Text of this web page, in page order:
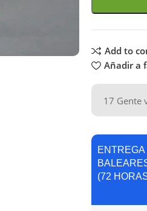
Add to
Añadir a
17 Gente
(72